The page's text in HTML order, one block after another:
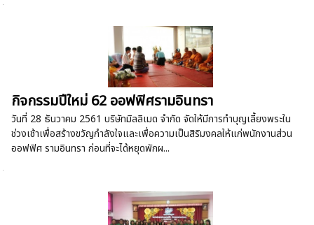
กิจกรรมปีใหม่ 62 ออฟฟิศรามอินทรา
วันที่ 28 ธันวาคม 2561 บริษัทมิลลิเมด จำกัด จัดให้มีการทำบุญเลี้ยงพระใน
ช่วงเช้าเพื่อสร้างขวัญกำลังใจและเพื่อความเป็นสิริมงคลให้แก่พนักงานส่วน
ออฟฟิศ รามอินทรา ก่อนที่จะได้หยุดพักผ...